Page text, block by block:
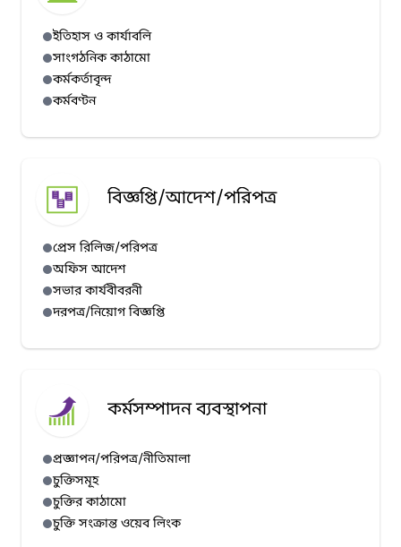
ইতিহাস ও কার্যাবলি
সাংগঠনিক কাঠামো
কর্মকর্তাবৃন্দ
কর্মবণ্টন
বিজ্ঞপ্তি/আদেশ/পরিপত্র
প্রেস রিলিজ/পরিপত্র
অফিস আদেশ
সভার কার্যবীবরনী
দরপত্র/নিয়োগ বিজ্ঞপ্তি
কর্মসম্পাদন ব্যবস্থাপনা
প্রজ্ঞাপন/পরিপত্র/নীতিমালা
চুক্তিসমূহ
চুক্তির কাঠামো
চুক্তি সংক্রান্ত ওয়েব লিংক